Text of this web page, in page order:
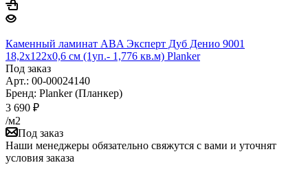
Каменный ламинат ABA Эксперт Дуб Денио 9001
18,2x122x0,6 см (1уп.- 1,776 кв.м) Planker
Под заказ
Арт.: 00-00024140
Бренд: Planker (Планкер)
3 690 ₽
/м2
Под заказ
Наши менеджеры обязательно свяжутся с вами и уточнят
условия заказа